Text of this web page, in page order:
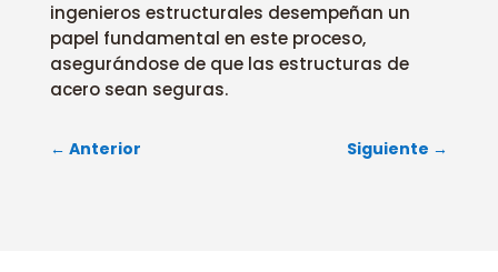
ingenieros estructurales desempeñan un
papel fundamental en este proceso,
asegurándose de que las estructuras de
acero sean seguras.
← Anterior Siguiente →